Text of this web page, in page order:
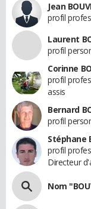
Jean
profil
Laurent
profil
Corinne
profil
assis
Bernard
profil
Stéphane
profil
Directeur
Nom